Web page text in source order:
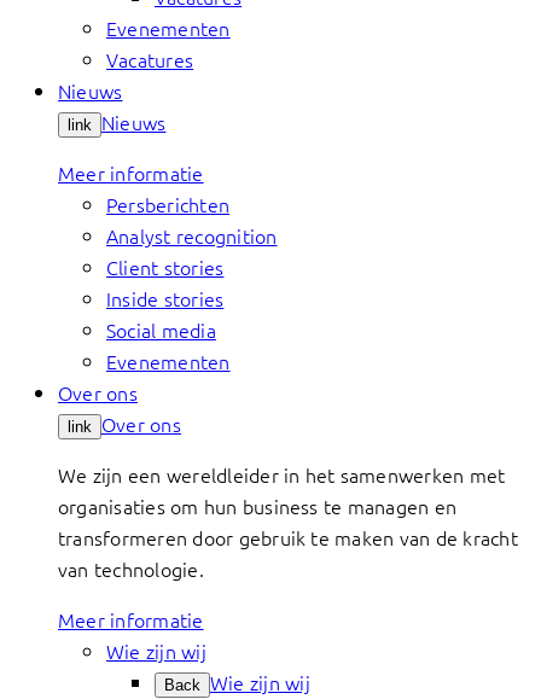
Evenementen
Vacatures
Nieuws
link Nieuws
Meer informatie
Persberichten
Analyst recognition
Client stories
Inside stories
Social media
Evenementen
Over ons
link Over ons
We zijn een wereldleider in het samenwerken met
organisaties om hun business te managen en
transformeren door gebruik te maken van de kracht
van technologie.
Meer informatie
Wie zijn wij
Back Wie zijn wij